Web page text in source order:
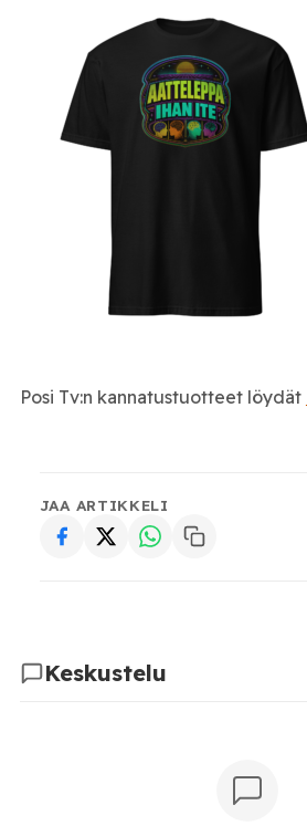
Posi Tv:n kannatustuotteet löydät
JAA ARTIKKELI
Keskustelu